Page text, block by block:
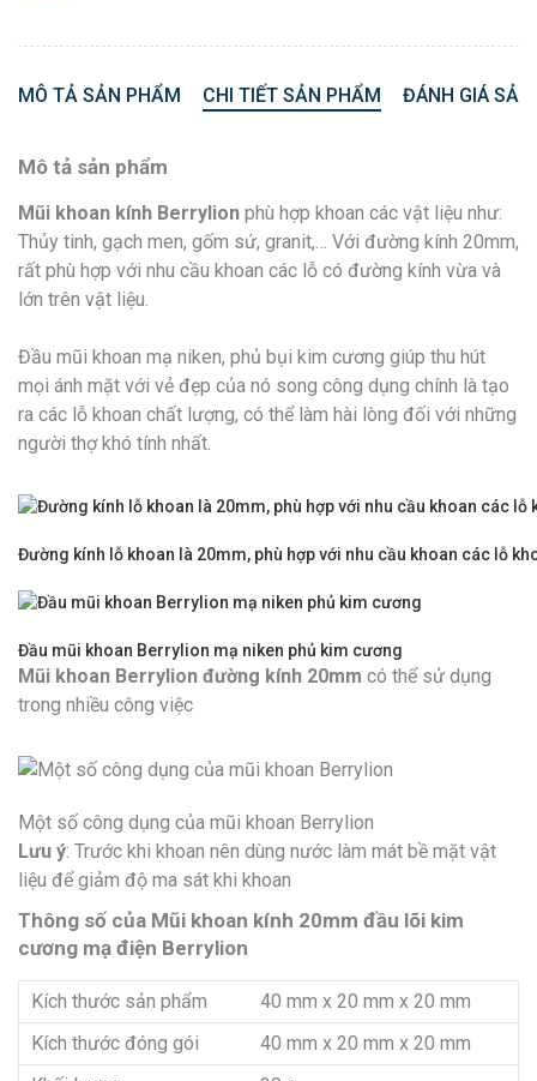
MÔ TẢ SẢN PHẨM CHI TIẾT SẢN PHẨM ĐÁNH GIÁ
Mô tả sản phẩm
Mũi khoan kính Berrylion phù hợp khoan các vật liệu như:
Thủy tinh, gạch men, gốm sứ, granit,… Với đường kính 20mm,
rất phù hợp với nhu cầu khoan các lỗ có đường kính vừa và
lớn trên vật liệu.
Đầu mũi khoan mạ niken, phủ bụi kim cương giúp thu hút
mọi ánh mặt với vẻ đẹp của nó song công dụng chính là tạo
ra các lỗ khoan chất lượng, có thể làm hài lòng đối với những
người thợ khó tính nhất.
Đường kính lỗ khoan là 20mm, phù hợp với nhu cầu khoan các lỗ
Đầu mũi khoan Berrylion mạ niken phủ kim cương
Mũi khoan Berrylion đường kính 20mm có thể sử dụng
trong nhiều công việc
Một số công dụng của mũi khoan Berrylion
Lưu ý: Trước khi khoan nên dùng nước làm mát bề mặt vật
liệu để giảm độ ma sát khi khoan
Thông số của Mũi khoan kính 20mm đầu lõi kim
cương mạ điện Berrylion
Kích thước sản phẩm
40 mm x 20 mm x 20 mm
Kích thước đóng gói
40 mm x 20 mm x 20 mm